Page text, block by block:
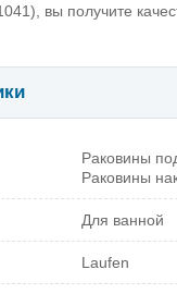
вы получите
Раковины
Раковины
Для ванной
Laufen